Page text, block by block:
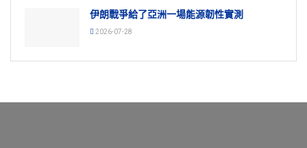
伊朗戰爭給了亞洲一場能源韌性實測
2026-07-28